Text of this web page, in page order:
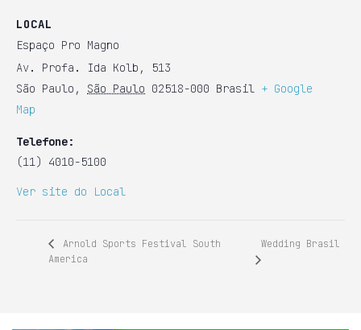
LOCAL
Espaço Pro Magno
Av. Profa. Ida Kolb, 513
São Paulo , São Paulo 02518-000 Brasil
+ Google
Map
Telefone:
(11) 4010-5100
Ver site do Local
Arnold Sports Festival South
America
Wedding Brasil